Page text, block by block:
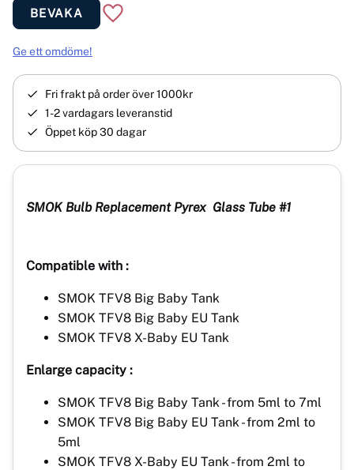
Lägg till i favoriter
BEVAKA
Ge ett omdöme!
Fri frakt på order över 1000kr
1-2 vardagars leveranstid
Öppet köp 30 dagar
SMOK Bulb ReplacementPyrex Glass Tube #1
Compatible with :
SMOK TFV8 Big Baby Tank
SMOK TFV8 Big Baby EU Tank
SMOK TFV8 X-Baby EU Tank
Enlarge capacity :
SMOK TFV8 Big Baby Tank - from 5ml to 7ml
SMOK TFV8 Big Baby EU Tank - from 2ml to
5ml
SMOK TFV8 X-Baby EU Tank - from 2ml to